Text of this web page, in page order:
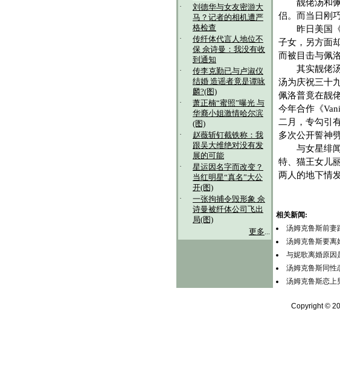
·
刘德华与女友密游大
马？记者的相机遭严
格检查
·
传纤体代言人地位不
保 佘诗曼：我没有收
到通知
·
传李克勤已与卢淑仪
结婚 造谣者竟是谭咏
麟?(图)
·
萧正楠“蜜照”曝光 与
华裔小姐激情哈尔滨
(图)
·
赵薇斩钉截铁称：我
跟吴大维绝对没有发
展的可能
·
星运因名字而改变？
当红明星“真名”大公
开(图)
·
一张拘捕令毁形象 佘
诗曼被纤体公司飞出
局(图)
更多...
靓佬汤和佩
侣。而当日刚
昨日美国《
子女，另方面
而被目击与佩
其实靓佬汤
汤为庆祝三十
佩洛普竟在靓
今年合作《
二月，专勾引
多次公开誓神
与女星绯闻
特、猫王女儿
两人的地下情
相关新闻:
汤姆克鲁斯前妻
汤姆克鲁斯要离
与妮歌离婚原因
汤姆克鲁斯同性
汤姆克鲁斯恋上
Copyright ©